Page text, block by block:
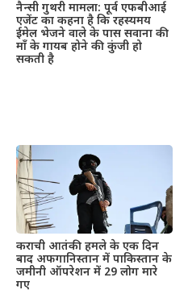
नैन्सी गुथरी मामला: पूर्व एफबीआई
एजेंट का कहना है कि रहस्यमय
ईमेल भेजने वाले के पास सवाना की
माँ के गायब होने की कुंजी हो
सकती है
कराची आतंकी हमले के एक दिन
बाद अफगानिस्तान में पाकिस्तान के
जमीनी ऑपरेशन में 29 लोग मारे
गए